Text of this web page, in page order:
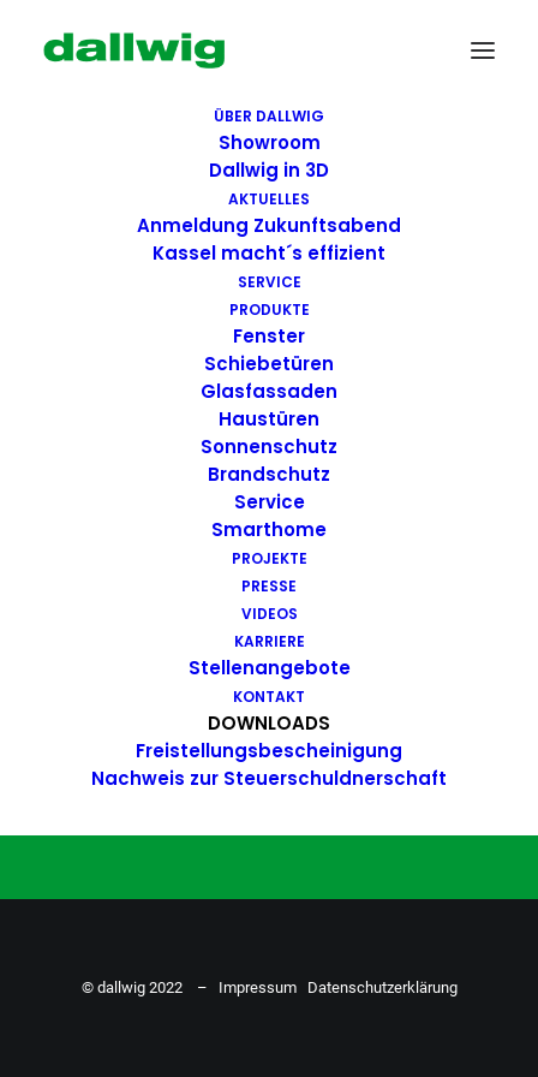
ÜBER DALLWIG
Showroom
Dallwig in 3D
AKTUELLES
Anmeldung Zukunftsabend
Kassel macht´s effizient
SERVICE
PRODUKTE
Fenster
Schiebetüren
Glasfassaden
Haustüren
Sonnenschutz
Brandschutz
Service
Smarthome
PROJEKTE
PRESSE
VIDEOS
KARRIERE
Stellenangebote
KONTAKT
DOWNLOADS
Freistellungsbescheinigung
Nachweis zur Steuerschuldnerschaft
Wir suchen Dich!
Dallwig bietet
Perspektive
Du hast Bock auf einen Job mit
Action. Bewirb dich ganz einfach
ZU DEN STELLENANGEBOTEN
© dallwig 2022 – Impressum Datenschutzerklärung